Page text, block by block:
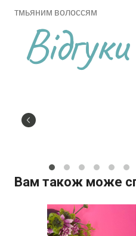
тмьяним волоссям
Вам також може